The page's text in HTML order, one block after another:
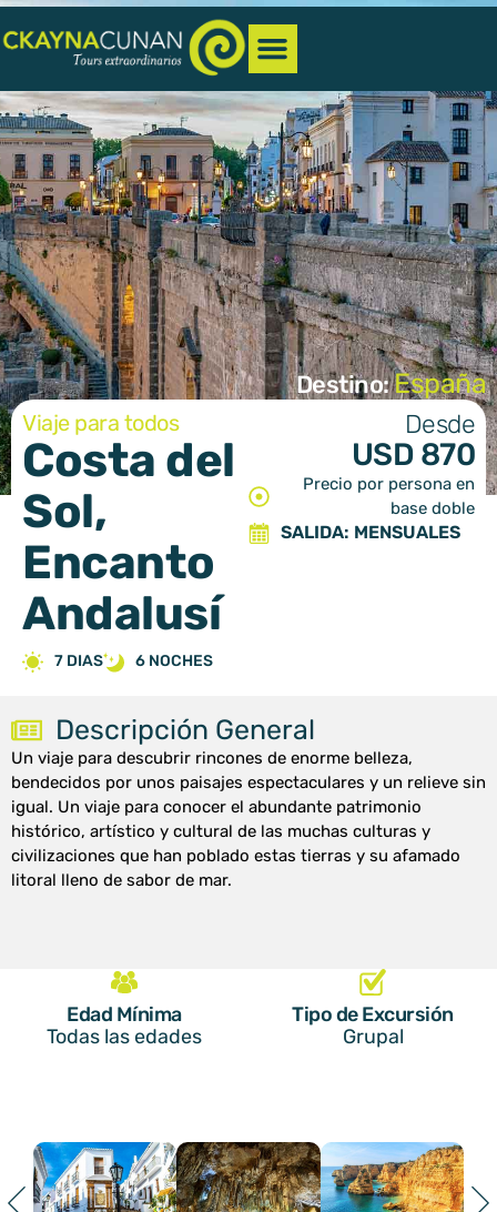
Destino:España
Viaje para todos
Costa del
Sol,
Encanto
Andalusí
7 DIAS 6 NOCHES
Desde
USD 870
Precio por persona en
base doble
SALIDA: MENSUALES
Descripción General
Un viaje para descubrir rincones de enorme belleza,
bendecidos por unos paisajes espectaculares y un relieve sin
igual. Un viaje para conocer el abundante patrimonio
histórico, artístico y cultural de las muchas culturas y
civilizaciones que han poblado estas tierras y su afamado
litoral lleno de sabor de mar.
Edad Mínima
Todas las edades
Tipo de Excursión
Grupal